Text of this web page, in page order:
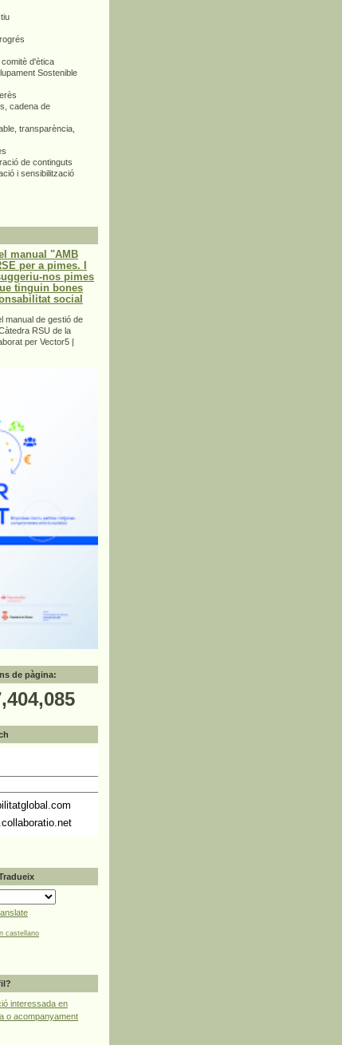
d'ètica
Sostenible
cadena de
transparència,
de continguts
i sensibilització
manual "AMB
per a pimes. I
nos pimes
tinguin bones
social
manual de gestió de
RSU de la
per Vector5 |
de pàgina:
castellano
interessada en
o acompanyament